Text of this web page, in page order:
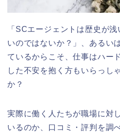
「SCエージェントは歴史が
いのではないか？」、あるい
ているからこそ、仕事はハー
した不安を抱く方もいらっし
か？
実際に働く人たちが職場に対
いるのか、口コミ・評判を調